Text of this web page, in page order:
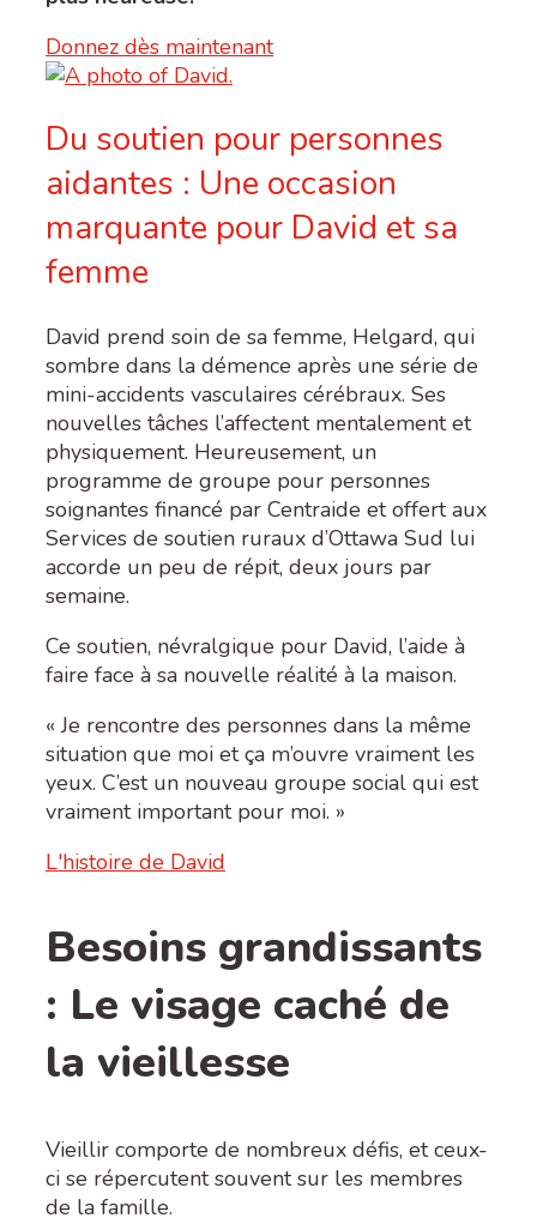
Donnez dès maintenant
Du soutien pour personnes
aidantes : Une occasion
marquante pour David et sa
femme
David prend soin de sa femme, Helgard, qui
sombre dans la démence après une série de
mini-accidents vasculaires cérébraux. Ses
nouvelles tâches l’affectent mentalement et
physiquement. Heureusement, un
programme de groupe pour personnes
soignantes financé par Centraide et offert aux
Services de soutien ruraux d’Ottawa Sud lui
accorde un peu de répit, deux jours par
semaine.
Ce soutien, névralgique pour David, l’aide à
faire face à sa nouvelle réalité à la maison.
« Je rencontre des personnes dans la même
situation que moi et ça m’ouvre vraiment les
yeux. C’est un nouveau groupe social qui est
vraiment important pour moi. »
L'histoire de David
Besoins grandissants
: Le visage caché de
la vieillesse
Vieillir comporte de nombreux défis, et ceux-
ci se répercutent souvent sur les membres
de la famille.